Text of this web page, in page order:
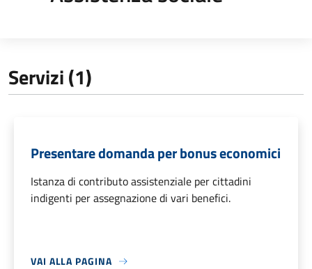
Servizi (1)
Presentare domanda per bonus economici
Istanza di contributo assistenziale per cittadini
indigenti per assegnazione di vari benefici.
VAI ALLA PAGINA